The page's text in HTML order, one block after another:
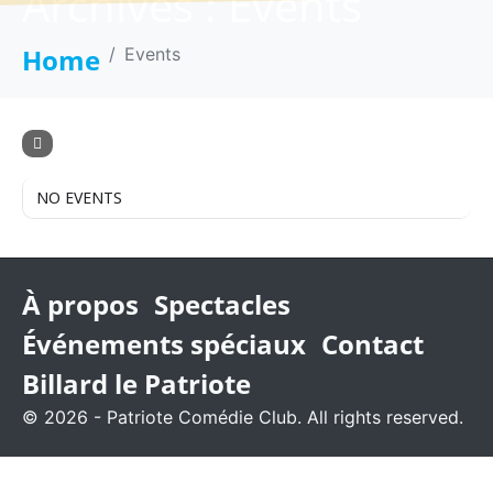
Home Events
NO EVENTS
À propos Spectacles
Événements spéciaux Contact
Billard le Patriote
© 2026 - Patriote Comédie Club. All rights reserved.